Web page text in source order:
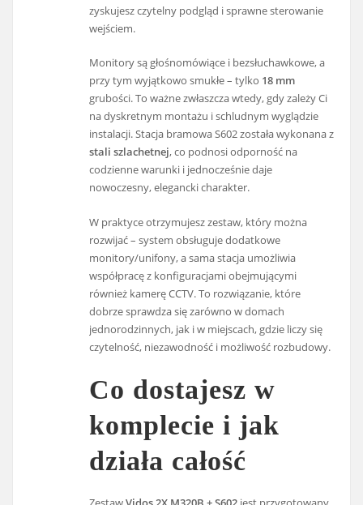
zyskujesz czytelny podgląd i sprawne sterowanie
wejściem.
Monitory są głośnomówiące i bezsłuchawkowe, a
przy tym wyjątkowo smukłe – tylko 18 mm
grubości. To ważne zwłaszcza wtedy, gdy zależy Ci
na dyskretnym montażu i schludnym wyglądzie
instalacji. Stacja bramowa S602 została wykonana z
stali szlachetnej, co podnosi odporność na
codzienne warunki i jednocześnie daje
nowoczesny, elegancki charakter.
W praktyce otrzymujesz zestaw, który można
rozwijać – system obsługuje dodatkowe
monitory/unifony, a sama stacja umożliwia
współpracę z konfiguracjami obejmującymi
również kamerę CCTV. To rozwiązanie, które
dobrze sprawdza się zarówno w domach
jednorodzinnych, jak i w miejscach, gdzie liczy się
czytelność, niezawodność i możliwość rozbudowy.
Co dostajesz w
komplecie i jak
działa całość